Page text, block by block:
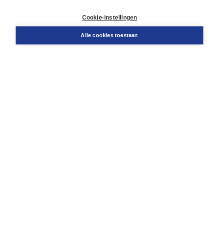
Cookie-instellingen
Alle cookies toestaan